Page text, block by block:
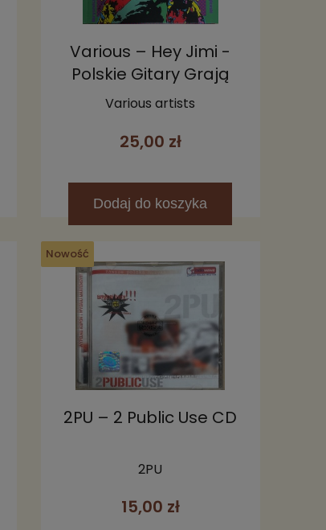
Various – Hey Jimi -
Polskie Gitary Grają
Hendrixa CD
Various artists
25,00 zł
Dodaj do koszyka
2PU – 2 Public Use CD
2PU
15,00 zł
Nowość